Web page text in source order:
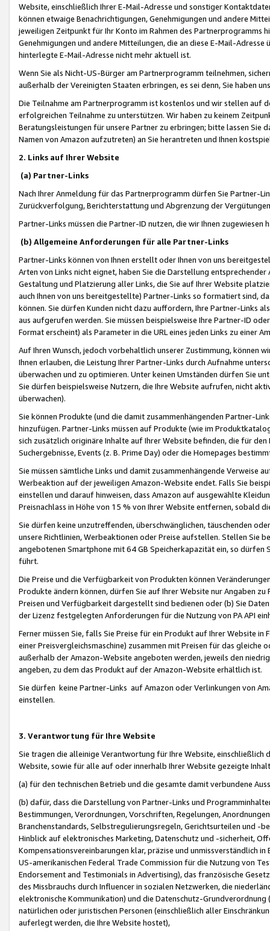
Website, einschließlich Ihrer E-Mail-Adresse und sonstiger
können etwaige Benachrichtigungen, Genehmigungen und andere
jeweiligen Zeitpunkt für Ihr Konto im Rahmen des Partnerprogramms
Genehmigungen und andere Mitteilungen, die an diese E-Mail-
hinterlegte E-Mail-Adresse nicht mehr aktuell ist.
Wenn Sie als Nicht-US-Bürger am Partnerprogramm teilnehmen,
außerhalb der Vereinigten Staaten erbringen, es sei denn, Sie haben
Die Teilnahme am Partnerprogramm ist kostenlos und wir stellen auf
erfolgreichen Teilnahme zu unterstützen. Wir haben zu keinem
Beratungsleistungen für unsere Partner zu erbringen; bitte lassen Sie
Namen von Amazon aufzutreten) an Sie herantreten und Ihnen
2. Links auf Ihrer Website
(a) Partner-Links
Nach Ihrer Anmeldung für das Partnerprogramm dürfen Sie Partner-
Zurückverfolgung, Berichterstattung und Abgrenzung der
Partner-Links müssen die Partner-ID nutzen, die wir Ihnen zugewiesen
(b) Allgemeine Anforderungen für alle Partner-Links
Partner-Links können von Ihnen erstellt oder Ihnen von uns
Arten von Links nicht eignet, haben Sie die Darstellung
Gestaltung und Platzierung aller Links, die Sie auf Ihrer Website
auch Ihnen von uns bereitgestellte) Partner-Links so formatiert sind,
können. Sie dürfen Kunden nicht dazu auffordern, Ihre Partner-Links
aus aufgerufen werden. Sie müssen beispielsweise Ihre Partner-ID
Format erscheint) als Parameter in die URL eines jeden Links zu einer
Auf Ihren Wunsch, jedoch vorbehaltlich unserer Zustimmung, können
Ihnen erlauben, die Leistung Ihrer Partner-Links durch Aufnahme
überwachen und zu optimieren. Unter keinen Umständen dürfen Sie
Sie dürfen beispielsweise Nutzern, die Ihre Website aufrufen, nicht
überwachen).
Sie können Produkte (und die damit zusammenhängenden Partner-
hinzufügen. Partner-Links müssen auf Produkte (wie im
sich zusätzlich originäre Inhalte auf Ihrer Website befinden, die für
Suchergebnisse, Events (z. B. Prime Day) oder die Homepages
Sie müssen sämtliche Links und damit zusammenhängende
Werbeaktion auf der jeweiligen Amazon-Website endet. Falls Sie
einstellen und darauf hinweisen, dass Amazon auf ausgewählte
Preisnachlass in Höhe von 15 % von Ihrer Website entfernen, sobald
Sie dürfen keine unzutreffenden, überschwänglichen, täuschenden
unsere Richtlinien, Werbeaktionen oder Preise aufstellen. Stellen Sie
angebotenen Smartphone mit 64 GB Speicherkapazität ein, so dürfen
führt.
Die Preise und die Verfügbarkeit von Produkten können
Produkte ändern können, dürfen Sie auf Ihrer Website nur Angaben
Preisen und Verfügbarkeit dargestellt sind bedienen oder (b) Sie
der Lizenz festgelegten Anforderungen für die Nutzung von PA API
Ferner müssen Sie, falls Sie Preise für ein Produkt auf Ihrer Website
einer Preisvergleichsmaschine) zusammen mit Preisen für das
außerhalb der Amazon-Website angeboten werden, jeweils den
angeben, zu dem das Produkt auf der Amazon-Website erhältlich ist.
Sie dürfen keine Partner-Links auf Amazon oder Verlinkungen von
einstellen.
3. Verantwortung für Ihre Website
Sie tragen die alleinige Verantwortung für Ihre Website,
Website, sowie für alle auf oder innerhalb Ihrer Website gezeigte
(a) für den technischen Betrieb und die gesamte damit verbundene
(b) dafür, dass die Darstellung von Partner-Links und
Bestimmungen, Verordnungen, Vorschriften, Regelungen,
Branchenstandards, Selbstregulierungsregeln, Gerichtsurteilen und -
Hinblick auf elektronisches Marketing, Datenschutz und -sicherheit,
Kompensationsvereinbarungen klar, präzise und unmissverständlich
US-amerikanischen Federal Trade Commission für die Nutzung von
Endorsement and Testimonials in Advertising), das französische
des Missbrauchs durch Influencer in sozialen Netzwerken, die
elektronische Kommunikation) und die Datenschutz-
natürlichen oder juristischen Personen (einschließlich aller
auferlegt werden, die Ihre Website hostet),